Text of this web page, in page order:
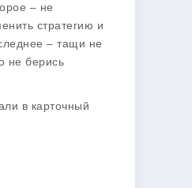
– не
стратегию и
– тащи не
не берись
в карточный